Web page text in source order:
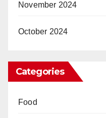
November 2024
October 2024
Categories
Food